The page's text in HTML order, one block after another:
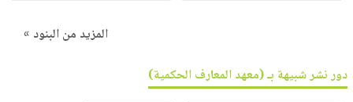
المزيد من البنود »
دور نشر شبيهة بـ (معهد المعارف الحكمية)